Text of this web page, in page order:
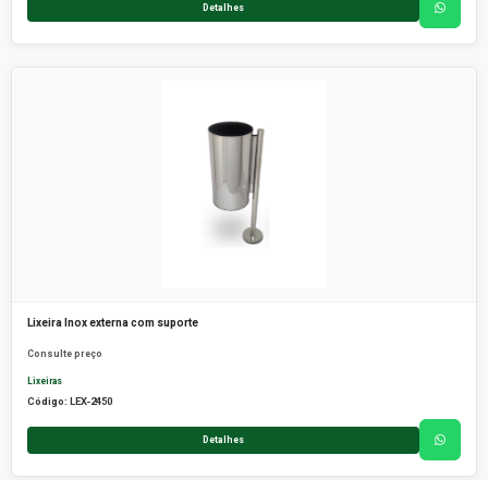
Detalhes
Lixeira Inox externa com suporte
Consulte preço
Lixeiras
Código: LEX-2450
Detalhes